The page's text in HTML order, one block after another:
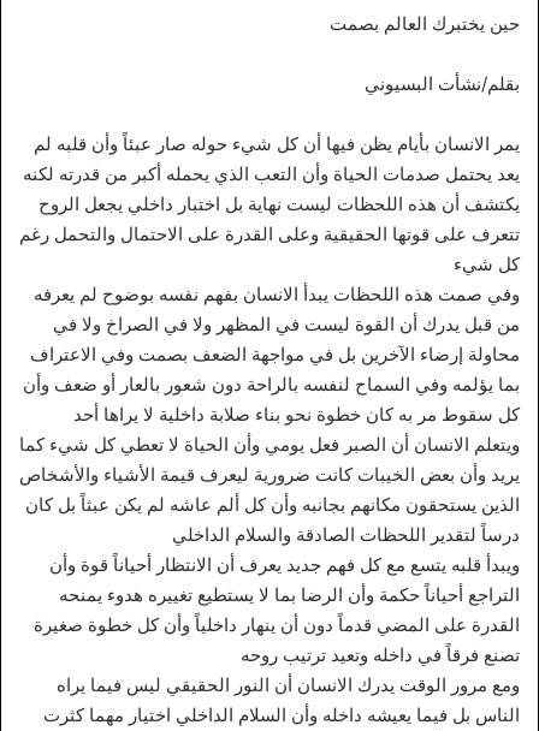
حين يختبرك العالم بصمت
بقلم/نشأت البسيوني
يمر الانسان بأيام يظن فيها أن كل شيء حوله صار عبئاً وأن قلبه لم
يعد يحتمل صدمات الحياة وأن التعب الذي يحمله أكبر من قدرته لكنه
يكتشف أن هذه اللحظات ليست نهاية بل اختبار داخلي يجعل الروح
تتعرف على قوتها الحقيقية وعلى القدرة على الاحتمال والتحمل رغم
كل شيء
وفي صمت هذه اللحظات يبدأ الانسان بفهم نفسه بوضوح لم يعرفه
من قبل يدرك أن القوة ليست في المظهر ولا في الصراخ ولا في
محاولة إرضاء الآخرين بل في مواجهة الضعف بصمت وفي الاعتراف
بما يؤلمه وفي السماح لنفسه بالراحة دون شعور بالعار أو ضعف وأن
كل سقوط مر به كان خطوة نحو بناء صلابة داخلية لا يراها أحد
ويتعلم الانسان أن الصبر فعل يومي وأن الحياة لا تعطي كل شيء كما
يريد وأن بعض الخيبات كانت ضرورية ليعرف قيمة الأشياء والأشخاص
الذين يستحقون مكانهم بجانبه وأن كل ألم عاشه لم يكن عبثاً بل كان
درساً لتقدير اللحظات الصادقة والسلام الداخلي
ويبدأ قلبه يتسع مع كل فهم جديد يعرف أن الانتظار أحياناً قوة وأن
التراجع أحياناً حكمة وأن الرضا بما لا يستطيع تغييره هدوء يمنحه
القدرة على المضي قدماً دون أن ينهار داخلياً وأن كل خطوة صغيرة
تصنع فرقاً في داخله وتعيد ترتيب روحه
ومع مرور الوقت يدرك الانسان أن النور الحقيقي ليس فيما يراه
الناس بل فيما يعيشه داخله وأن السلام الداخلي اختيار مهما كثرت